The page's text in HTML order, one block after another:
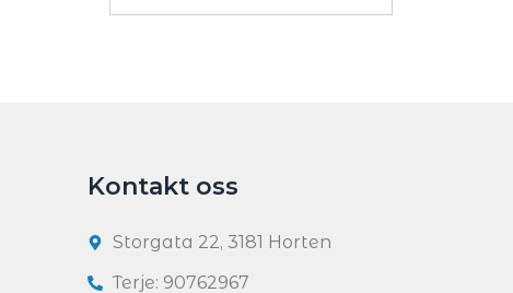
Kontakt oss
Storgata 22, 3181 Horten
Terje: 90762967